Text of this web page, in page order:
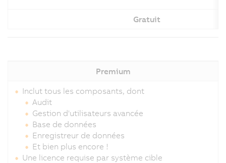
Gratuit
Premium
Inclut tous les composants, dont
Audit
Gestion d'utilisateurs avancée
Base de données
Enregistreur de données
Et bien plus encore !
Une licence requise par système cible